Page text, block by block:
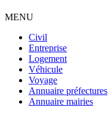
MENU
Civil
Entreprise
Logement
Véhicule
Voyage
Annuaire préfectures
Annuaire mairies